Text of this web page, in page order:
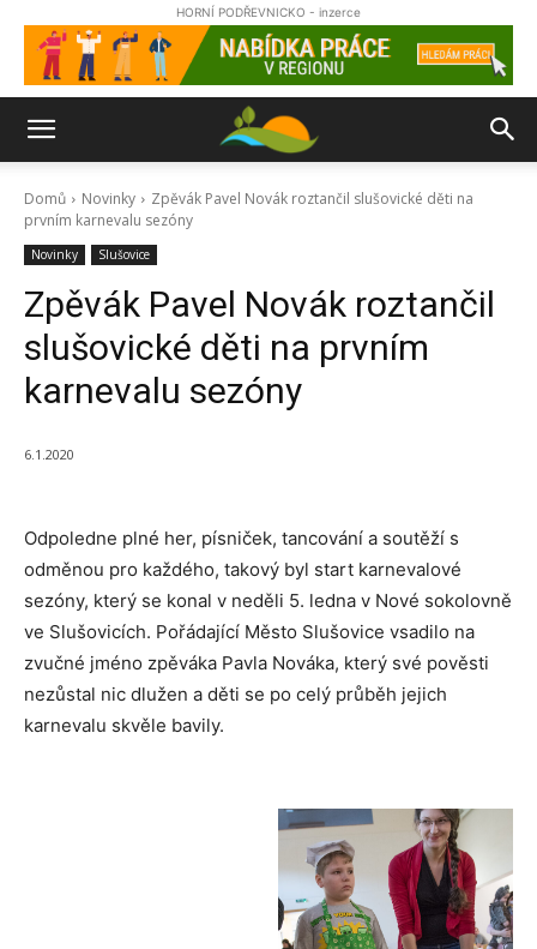
HORNÍ PODŘEVNICKO - inzerce
Domů Novinky
Zpěvák Pavel Novák roztančil slušovické děti na
prvním karnevalu sezóny
Novinky Slušovice
Zpěvák Pavel Novák roztančil
slušovické děti na prvním
karnevalu sezóny
6.1.2020
Odpoledne plné her, písniček, tancování a soutěží s
odměnou pro každého, takový byl start karnevalové
sezóny, který se konal v neděli 5. ledna v Nové sokolovně
ve Slušovicích. Pořádající Město Slušovice vsadilo na
zvučné jméno zpěváka Pavla Nováka, který své pověsti
nezůstal nic dlužen a děti se po celý průběh jejich
karnevalu skvěle bavily.